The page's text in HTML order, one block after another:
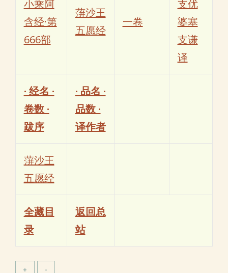
小乘阿
含经·第
666部
蓱沙王
五愿经
一卷
支优
婆塞
支谦
译
· 经名 ·
卷数 ·
跋序
· 品名 ·
品数 ·
译作者
蓱沙王
五愿经
全藏目
录
返回总
站